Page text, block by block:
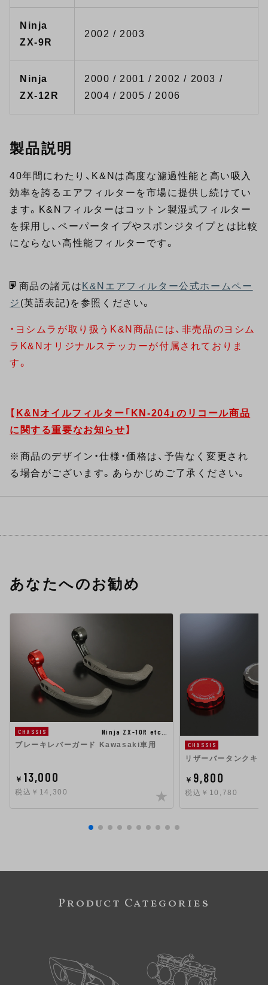
Ninja
ZX-9R
2002 / 2003
Ninja
ZX-12R
2000 / 2001 / 2002 / 2003 /
2004 / 2005 / 2006
製品説明
40年間にわたり、K&Nは高度な濾過性能と高い吸入
効率を誇るエアフィルターを市場に提供し続けてい
ます。K&Nフィルターはコットン製湿式フィルター
を採用し、ペーパータイプやスポンジタイプとは比較
にならない高性能フィルターです。
商品の諸元は K&Nエアフィルター公式ホームペー
ジ (英語表記)を参照ください。
・ヨシムラが取り扱うK&N商品には、非売品のヨシム
ラK&Nオリジナルステッカーが付属されておりま
す。
【 K&Nオイルフィルター「KN-204」のリコール商品
に関する重要なお知らせ 】
※商品のデザイン・仕様・価格は、予告なく変更され
る場合がございます。あらかじめご了承ください。
あなたへのお勧め
CHASSIS
Ninja ZX-10R etc…
ブレーキレバーガード Kawasaki車用
￥ 13,000
税込￥14,300
CHASSIS
リザーバータンクキ
￥ 9,800
税込￥10,780
Product Categories